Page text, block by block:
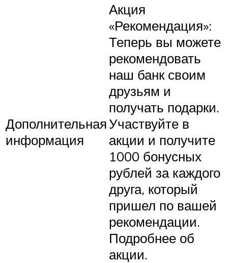
Дополнительная
информация
Акция
«Рекомендация»:
Теперь вы можете
рекомендовать
наш банк своим
друзьям и
получать подарки.
Участвуйте в
акции и получите
1000 бонусных
рублей за каждого
друга, который
пришел по вашей
рекомендации.
Подробнее об
акции.